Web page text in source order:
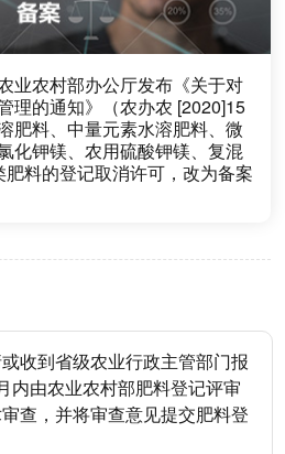
业农村部办公厅发布《关于对
理的通知》（农办农 [2020]15
肥料、中量元素水溶肥料、微
化钾镁、农用硫酸钾镁、复混
料的登记取消许可，改为备案
收到省级农业行政主管部门报
内由农业农村部肥料登记评审
查，并将审查意见提交肥料登